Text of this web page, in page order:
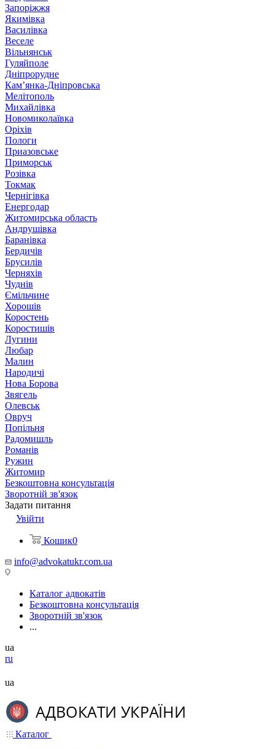
Запоріжжя
Якимівка
Василівка
Веселе
Вільнянськ
Гуляйполе
Дніпрорудне
Кам’янка-Дніпровська
Мелітополь
Михайлівка
Новомиколаївка
Оріхів
Пологи
Приазовське
Приморськ
Розівка
Токмак
Чернігівка
Енергодар
Житомирська область
Андрушівка
Баранівка
Бердичів
Брусилів
Черняхів
Чуднів
Ємільчине
Хорошів
Коростень
Коростишів
Лугини
Любар
Малин
Народичі
Нова Борова
Звягель
Олевськ
Овруч
Попільня
Радомишль
Романів
Ружин
Житомир
Безкоштовна консультація
Зворотній зв'язок
Задати питання
Увійти
Кошик0
info@advokatukr.com.ua
Каталог адвокатів
Безкоштовна консультація
Зворотній зв'язок
...
ua
ru
ua
Каталог